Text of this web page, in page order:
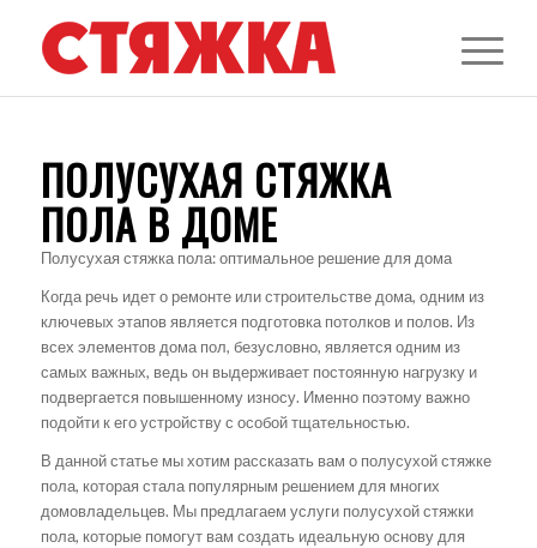
ПОЛУСУХАЯ СТЯЖКА
ПОЛА В ДОМЕ
Полусухая стяжка пола: оптимальное решение для дома
Когда речь идет о ремонте или строительстве дома, одним из
ключевых этапов является подготовка потолков и полов. Из
всех элементов дома пол, безусловно, является одним из
самых важных, ведь он выдерживает постоянную нагрузку и
подвергается повышенному износу. Именно поэтому важно
подойти к его устройству с особой тщательностью.
В данной статье мы хотим рассказать вам о полусухой стяжке
пола, которая стала популярным решением для многих
домовладельцев. Мы предлагаем услуги полусухой стяжки
пола, которые помогут вам создать идеальную основу для